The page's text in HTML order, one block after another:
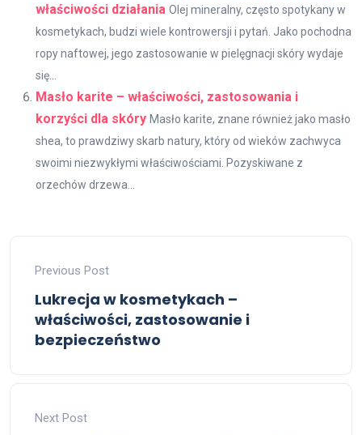
właściwości działania Olej mineralny, często spotykany w
kosmetykach, budzi wiele kontrowersji i pytań. Jako pochodna
ropy naftowej, jego zastosowanie w pielęgnacji skóry wydaje
się...
Masło karite – właściwości, zastosowania i
korzyści dla skóry Masło karite, znane również jako masło
shea, to prawdziwy skarb natury, który od wieków zachwyca
swoimi niezwykłymi właściwościami. Pozyskiwane z
orzechów drzewa...
Previous Post
Lukrecja w kosmetykach –
właściwości, zastosowanie i
bezpieczeństwo
Next Post